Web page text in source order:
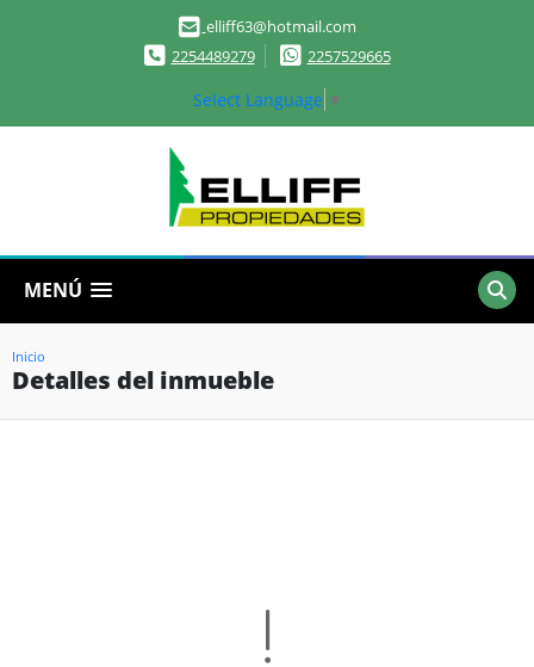
elliff63@hotmail.com
2254489279
2257529665
Select Language ▼
MENÚ
Inicio
Detalles del inmueble